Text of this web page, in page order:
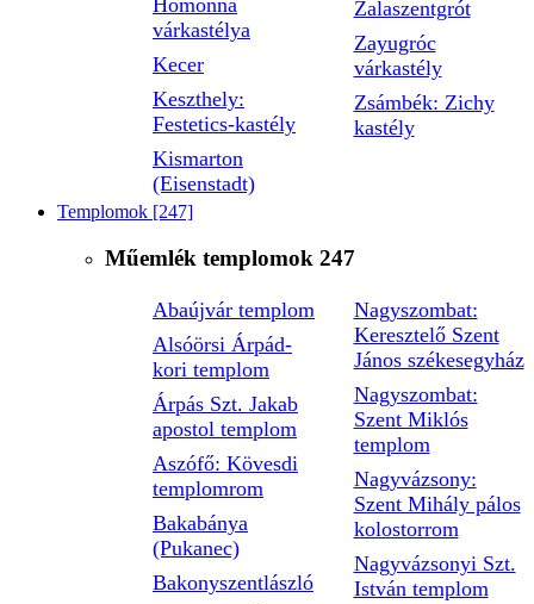
várkastélya
Kecer
Keszthely:
Festetics-kastély
Kismarton
(Eisenstadt)
Zalaszentgrót
Zayugróc
várkastély
Zsámbék: Zichy
kastély
Templomok [247]
Műemlék templomok 247
Abaújvár templom
Alsóörsi Árpád-
kori templom
Árpás Szt. Jakab
apostol templom
Aszófő: Kövesdi
templomrom
Bakabánya
(Pukanec)
Bakonyszentlászló
Nagyszombat:
Keresztelő Szent
János székesegyház
Nagyszombat:
Szent Miklós
templom
Nagyvázsony:
Szent Mihály pálos
kolostorrom
Nagyvázsonyi Szt.
István templom